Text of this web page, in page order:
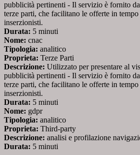
pubblicità pertinenti - Il servizio è fornito
terze parti, che facilitano le offerte in
inserzionisti.
Durata: 5 minuti
Nome: cnac
Tipologia: analitico
Proprieta: Terze Parti
Descrizione: Utilizzato per presentare al
pubblicità pertinenti - Il servizio è fornito
terze parti, che facilitano le offerte in
inserzionisti.
Durata: 5 minuti
Nome: gdpr
Tipologia: analitico
Proprieta: Third-party
Descrizione: analisi e profilazione
Durata: 5 minuti